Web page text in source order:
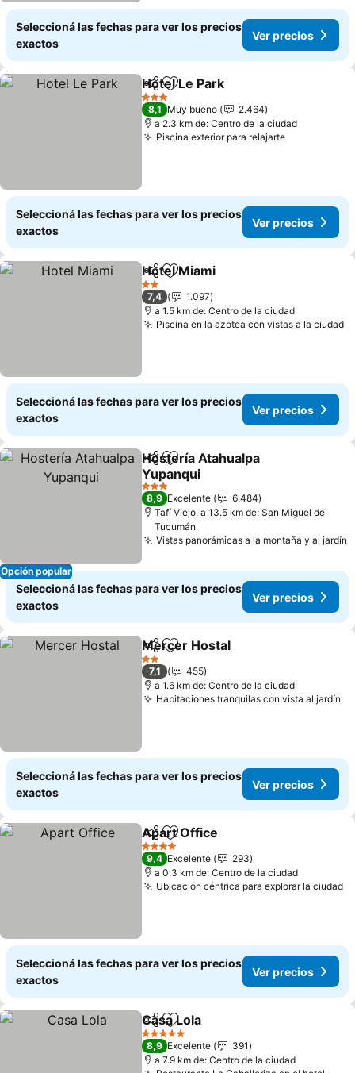
Seleccioná las fechas para ver los precios
exactos
Ver precios
CompartirAñadir a favoritos
Hotel Le Park
3 Estrellas
8,1 Muy bueno
2.464
a 2.3 km de: Centro de la ciudad
Piscina exterior para relajarte
Seleccioná las fechas para ver los precios
exactos
Ver precios
CompartirAñadir a favoritos
Hotel Miami
2 Estrellas
7,4
1.097
a 1.5 km de: Centro de la ciudad
Piscina en la azotea con vistas a la ciudad
Seleccioná las fechas para ver los precios
exactos
Ver precios
Opción popular
CompartirAñadir a favoritos
Hostería Atahualpa
Yupanqui
3 Estrellas
8,9 Excelente
6.484
Tafí Viejo, a 13.5 km de: San Miguel de
Tucumán
Vistas panorámicas a la montaña y al jardín
Seleccioná las fechas para ver los precios
exactos
Ver precios
CompartirAñadir a favoritos
Mercer Hostal
2 Estrellas
7,1
455
a 1.6 km de: Centro de la ciudad
Habitaciones tranquilas con vista al jardín
Seleccioná las fechas para ver los precios
exactos
Ver precios
CompartirAñadir a favoritos
Apart Office
4 Estrellas
9,4 Excelente
293
a 0.3 km de: Centro de la ciudad
Ubicación céntrica para explorar la ciudad
Seleccioná las fechas para ver los precios
exactos
Ver precios
CompartirAñadir a favoritos
Casa Lola
5 Estrellas
8,9 Excelente
391
a 7.9 km de: Centro de la ciudad